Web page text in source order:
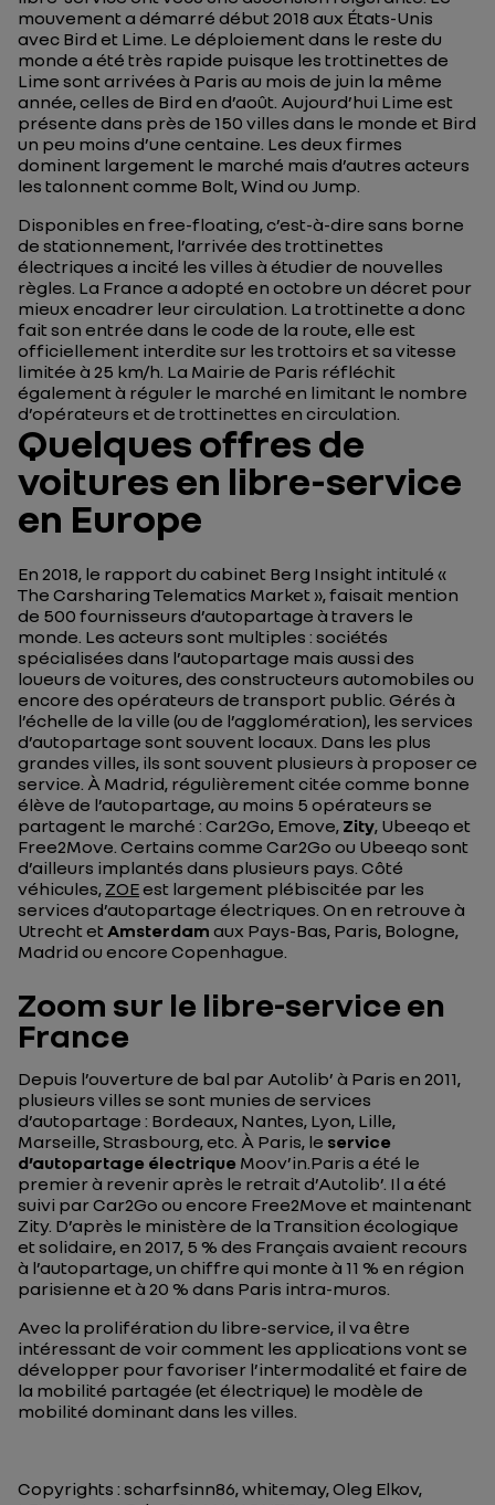
mouvement a démarré début 2018 aux États-Unis
avec Bird et Lime. Le déploiement dans le reste du
monde a été très rapide puisque les trottinettes de
Lime sont arrivées à Paris au mois de juin la même
année, celles de Bird en d’août. Aujourd’hui Lime est
présente dans près de 150 villes dans le monde et Bird
un peu moins d’une centaine. Les deux firmes
dominent largement le marché mais d’autres acteurs
les talonnent comme Bolt, Wind ou Jump.
Disponibles en free-floating, c’est-à-dire sans borne
de stationnement, l’arrivée des trottinettes
électriques a incité les villes à étudier de nouvelles
règles. La France a adopté en octobre un décret pour
mieux encadrer leur circulation. La trottinette a donc
fait son entrée dans le code de la route, elle est
officiellement interdite sur les trottoirs et sa vitesse
limitée à 25 km/h. La Mairie de Paris réfléchit
également à réguler le marché en limitant le nombre
d’opérateurs et de trottinettes en circulation.
Quelques offres de
voitures en libre-service
en Europe
En 2018, le rapport du cabinet Berg Insight intitulé «
The Carsharing Telematics Market», faisait mention
de 500 fournisseurs d’autopartage à travers le
monde. Les acteurs sont multiples : sociétés
spécialisées dans l’autopartage mais aussi des
loueurs de voitures, des constructeurs automobiles ou
encore des opérateurs de transport public. Gérés à
l’échelle de la ville (ou de l’agglomération), les services
d’autopartage sont souvent locaux. Dans les plus
grandes villes, ils sont souvent plusieurs à proposer ce
service. À Madrid, régulièrement citée comme bonne
élève de l’autopartage, au moins 5 opérateurs se
partagent le marché : Car2Go, Emove, Zity, Ubeeqo et
Free2Move. Certains comme Car2Go ou Ubeeqo sont
d’ailleurs implantés dans plusieurs pays. Côté
véhicules,ZOEest largement plébiscitée par les
services d’autopartage électriques. On en retrouve à
Utrecht etAmsterdam aux Pays-Bas, Paris, Bologne,
Madrid ou encore Copenhague.
Zoom sur le libre-service en
France
Depuis l’ouverture de bal par Autolib’ à Paris en 2011,
plusieurs villes se sont munies de services
d’autopartage : Bordeaux, Nantes, Lyon, Lille,
Marseille, Strasbourg, etc. À Paris, le service
d’autopartage électrique Moov’in.Paris a été le
premier à revenir après le retrait d’Autolib’. Il a été
suivi par Car2Go ou encore Free2Move et maintenant
Zity. D’après le ministère de la Transition écologique
et solidaire, en 2017, 5 % des Français avaient recours
à l’autopartage, un chiffre qui monte à 11 % en région
parisienne et à 20 % dans Paris intra-muros.
Avec la prolifération du libre-service, il va être
intéressant de voir comment les applications vont se
développer pour favoriser l’intermodalité et faire de
la mobilité partagée (et électrique) le modèle de
mobilité dominant dans les villes.
Copyrights : scharfsinn86, whitemay, Oleg Elkov,